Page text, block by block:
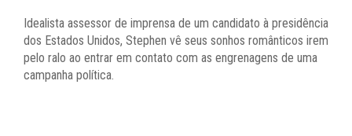
Idealista assessor de imprensa de um candidato à presidência
dos Estados Unidos, Stephen vê seus sonhos românticos irem
pelo ralo ao entrar em contato com as engrenagens de uma
campanha política.